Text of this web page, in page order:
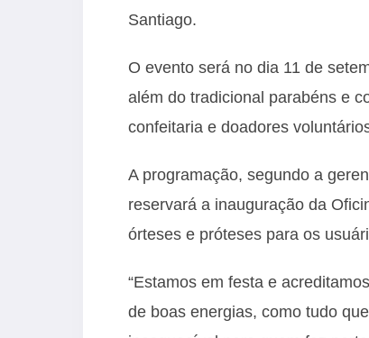
Santiago.
O evento será no dia 11 de
além do tradicional parabéns e
confeitaria e doadores
A programação, segundo a
reservará a inauguração da
órteses e próteses para os
“Estamos em festa e
de boas energias, como tudo